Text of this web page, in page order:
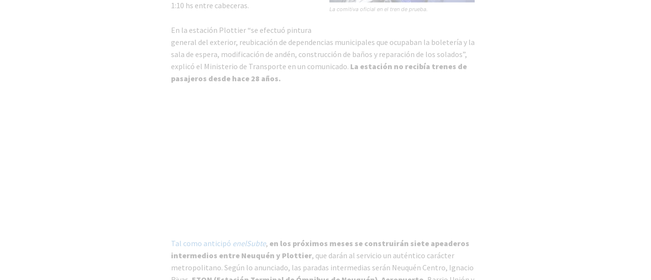
La comitiva oficial en el tren de prueba.
1:10 hs entre cabeceras.
En la estación Plottier “se efectuó pintura
general del exterior, reubicación de dependencias municipales que ocupaban la boletería y la
sala de espera, modificación de andén, construcción de baños y reparación de los solados”,
explicó el Ministerio de Transporte en un comunicado. La estación no recibía trenes de
pasajeros desde hace 28 años.
Tal como anticipó enelSubte, en los próximos meses se construirán siete apeaderos
intermedios entre Neuquén y Plottier, que darán al servicio un auténtico carácter
metropolitano. Según lo anunciado, las paradas intermedias serán Neuquén Centro, Ignacio